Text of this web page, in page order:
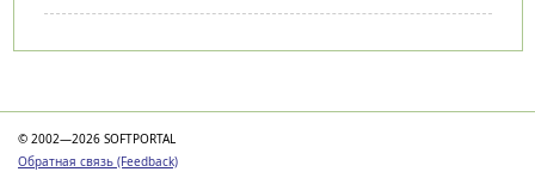
© 2002—2026 SOFTPORTAL
Обратная связь (Feedback)